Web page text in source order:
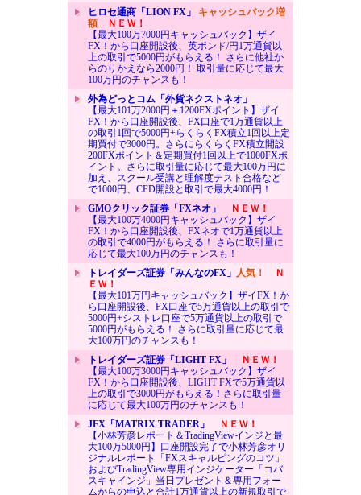
ヒロセ通商「LION FX」 キャッシュバック増
額ＮＥＷ！
【最大100万7000円キャッシュバック】ザイ
FX！から口座開設後、英ポンド/円1万通貨以
上の取引で5000円がもらえる！ さらに他社か
らのりかえなら2000円！ 取引量に応じて最大
100万円のチャンスも！
外為どっとコム「外貨ネクストネオ」
【最大101万2000円＋1200FXポイント】ザイ
FX！から口座開設後、FX口座で1万通貨以上
の取引1回で5000円+らくらくFX積立1回以上定
期買付で3000円。さらにらくらくFX積立開設
200FXポイント＆定期買付1回以上で1000FXポ
イント。さらに取引量に応じて最大100万円に
加え、スクール受講と理解度テスト合格など
で1000円、CFD開設と取引で最大4000円！
GMOクリック証券「FXネオ」
ＮＥＷ！
【最大100万4000円キャッシュバック】ザイ
FX！から口座開設後、FXネオで1万通貨以上
の取引で4000円がもらえる！ さらに取引量に
応じて最大100万円のチャンスも！
トレイダーズ証券「みんなのFX」 人気！
Ｎ
ＥＷ！
【最大101万円キャッシュバック】ザイFX！か
ら口座開設後、FX口座で5万通貨以上の取引で
5000円+シストレ口座で5万通貨以上の取引で
5000円がもらえる！ さらに取引量に応じて最
大100万円のチャンスも！
トレイダーズ証券「LIGHT FX」
ＮＥＷ！
【最大100万3000円キャッシュバック】ザイ
FX！から口座開設後、LIGHT FXで5万通貨以
上の取引で3000円がもらえる！さらに取引量
に応じて最大100万円のチャンスも！
JFX「MATRIX TRADER」
ＮＥＷ！
【小林芳彦レポート＆TradingViewインジと最
大100万5000円】口座開設完了で小林芳彦オリ
ジナルレポート「FXスキャルピングのコツ」
およびTradingView専用インジケーター「コバ
スキャインジ」当日プレゼント＆専用フォー
ムからの申込と合計1万通貨以上の新規取引で